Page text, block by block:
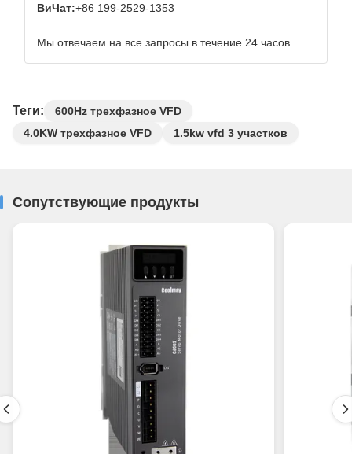
ВиЧат:+86 199-2529-1353
Мы отвечаем на все запросы в течение 24 часов.
Теги:
600Hz трехфазное VFD
4.0KW трехфазное VFD
1.5kw vfd 3 участков
Сопутствующие продукты